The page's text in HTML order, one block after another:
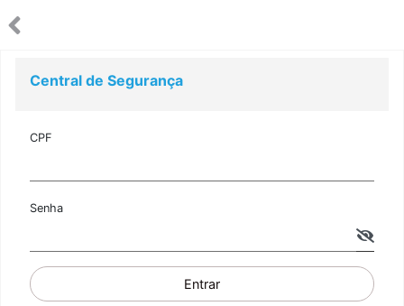
Central de Segurança
CPF
Senha
Entrar